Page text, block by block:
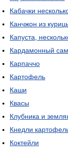
Кабачки
Канчжон из
Капуста,
Кардамонный
Карпаччо
Картофель
Каши
Квасы
Клубника и
Кнедли
Коктейли